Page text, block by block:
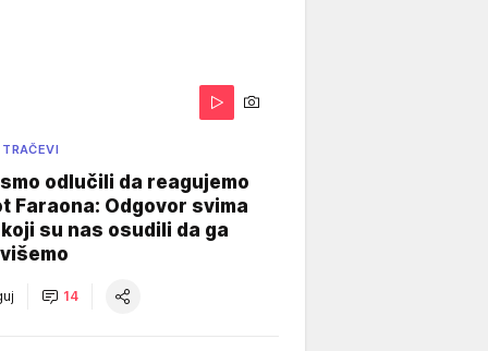
odlučili da reagujemo
Faraona: Odgovor svima
su nas osudili da ga
14